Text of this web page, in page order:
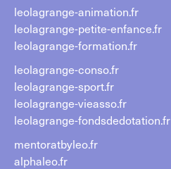
leolagrange-animation.fr
leolagrange-petite-enfance.fr
leolagrange-formation.fr
leolagrange-conso.fr
leolagrange-sport.fr
leolagrange-vieasso.fr
leolagrange-fondsdedotation.fr
mentoratbyleo.fr
alphaleo.fr